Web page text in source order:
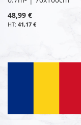
48,99 €
41,17 €